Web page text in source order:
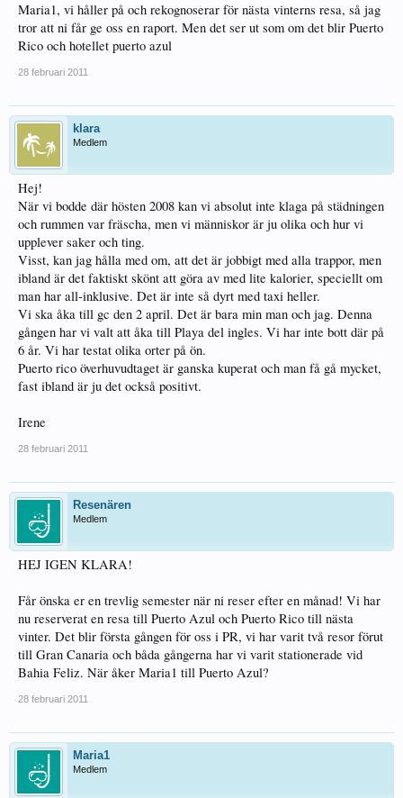
Maria1, vi håller på och rekognoserar för nästa vinterns resa, så jag
tror att ni får ge oss en raport. Men det ser ut som om det blir Puerto
Rico och hotellet puerto azul
28 februari 2011
klara
Medlem
Hej!
När vi bodde där hösten 2008 kan vi absolut inte klaga på städningen
och rummen var fräscha, men vi människor är ju olika och hur vi
upplever saker och ting.
Visst, kan jag hålla med om, att det är jobbigt med alla trappor, men
ibland är det faktiskt skönt att göra av med lite kalorier, speciellt om
man har all-inklusive. Det är inte så dyrt med taxi heller.
Vi ska åka till gc den 2 april. Det är bara min man och jag. Denna
gången har vi valt att åka till Playa del ingles. Vi har inte bott där på
6 år. Vi har testat olika orter på ön.
Puerto rico överhuvudtaget är ganska kuperat och man få gå mycket,
fast ibland är ju det också positivt.
Irene
28 februari 2011
Resenären
Medlem
HEJ IGEN KLARA!
Får önska er en trevlig semester när ni reser efter en månad! Vi har
nu reserverat en resa till Puerto Azul och Puerto Rico till nästa
vinter. Det blir första gången för oss i PR, vi har varit två resor förut
till Gran Canaria och båda gångerna har vi varit stationerade vid
Bahia Feliz. När åker Maria1 till Puerto Azul?
28 februari 2011
Maria1
Medlem